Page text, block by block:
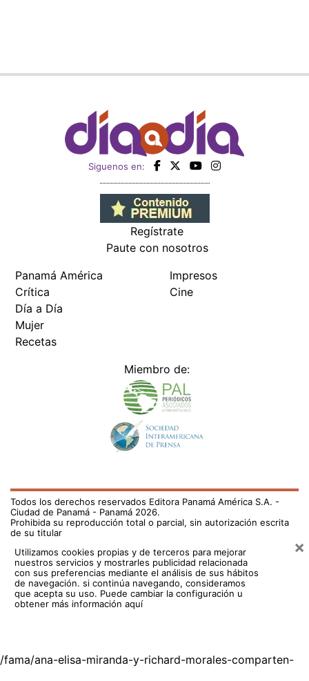
Siguenos en:
Regístrate
Paute con nosotros
Panamá América
Crítica
Día a Día
Mujer
Recetas
Impresos
Cine
Miembro de:
Todos los derechos reservados Editora Panamá América S.A. -
Ciudad de Panamá - Panamá 2026.
Prohibida su reproducción total o parcial, sin autorización escrita
de su titular
Utilizamos cookies propias y de terceros para mejorar
nuestros servicios y mostrarles publicidad relacionada
con sus preferencias mediante el análisis de sus hábitos
de navegación. si continúa navegando, consideramos
que acepta su uso. Puede cambiar la configuración u
obtener más información aquí
×
/fama/ana-elisa-miranda-y-richard-morales-comparten-